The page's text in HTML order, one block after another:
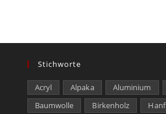
Stichworte
Acryl Alpaka Aluminium
Baumwolle
Birkenholz Hanf